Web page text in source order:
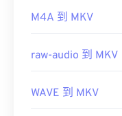
M4A 到 MKV
raw-audio 到 MKV
WAVE 到 MKV